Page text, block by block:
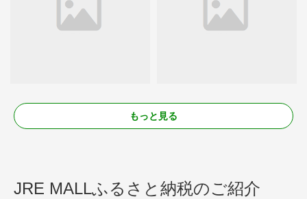
もっと見る
JRE MALLふるさと納税のご紹介